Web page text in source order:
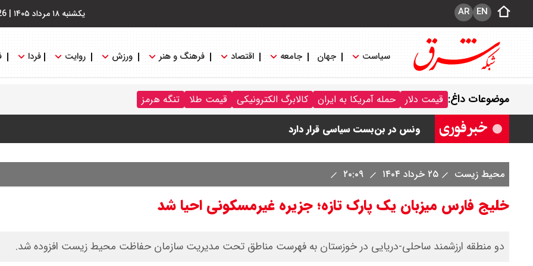
یکشنبه ۱۸ مرداد ۱۴۰۵ | EN
AR
سیاست جهان جامعه اقتصاد فرهنگ و هنر ورزش روایت فردا
موضوعات داغ: قیمت دلار حمله آمریکا به ایران کالابرگ الکترونیکی قیمت طلا تنگه هرمز
رهبر انقلاب با مسعود پزشکیان دیدار کرد / درباره مشکلات کشور و تعامل اقتصادی با طرفهای خارجی گفتگو
امیر جهانشاهی: پای نظامی آمریکایی به ایران باز شود آن را قطع می‌کنیم + ویدیو
ونس در بن‌بست سیاسی قرار دارد
حمله انصارالله یمن به بندر «المخا»
محیط‌ زیست ۲۵ خرداد ۱۴۰۴
خلیج فارس میزبان یک پارک تازه؛ جزیره غیرمسکونی احیا شد
دو منطقه ارزشمند ساحلی-دریایی در خوزستان به فهرست مناطق تحت مدیریت سازمان حفاظت محیط زیست افزوده شد.